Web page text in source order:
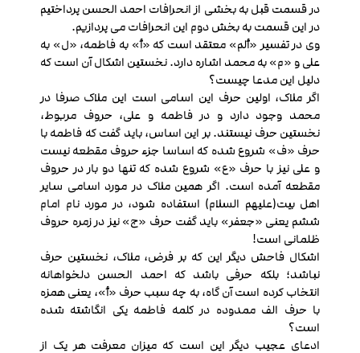
در قسمت قبل به بخشی از انحرافات احمد الحسن پرداختیم
در این قسمت به بخش دوم این انحرافات می پردازیم.
وی در تفسیر «ألم» معتقد است که «أ» به فاطمه، «ل» به
علی و «م» به محمد اشاره دارد. نخستین اشکال آن است که
دلیل این مدعا چیست؟
اگر ملاک، اولین حرف این اسامی است این ملاک صرفا در
محمد وجود دارد و در فاطمه و علی، حروف مربوط،
نخستین حرف نیستند. بر این اساس، باید گفت که فاطمه با
حرف «ف» شروع شده که اساسا جزء حروف مقطعه نیست
و علی نیز با حرف «ع» شروع شده که تنها دو بار در حروف
مقطعه آمده است. اگر همین ملاک در مورد اسامی سایر
اهل بیت(علیهم السلام) استفاده شود، در مورد نام امام
ششم یعنی «جعفر» باید گفت حرف «ج» نیز در زمره حروف
ظلمانی است!
اشکال فاحش دیگر این که بر فرض، ملاک، نخستین حرف
نباشد؛ بلکه حرفی باشد که احمد الحسن دلخواهانه
انتخاب کرده است آن گاه، به چه سبب حرف «أ»، یعنی همزه
با حرف الف ممدوده در کلمه فاطمه یکی انگاشته شده
است؟
ادعای عجیب دیگر این است که میزان معرفت هر یک از